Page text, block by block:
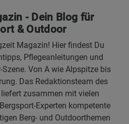
- Dein Blog für
& Outdoor
Magazin! Hier findest Du
Pflegeanleitungen und
Von A wie Alpspitze bis
Das Redaktionsteam des
zusammen mit vielen
Experten kompetente
Berg- und Outdoorthemen